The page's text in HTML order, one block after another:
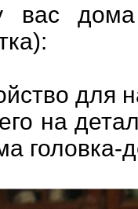
вас дома
для
на
головка-